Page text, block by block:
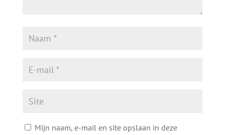
Mijn naam, e-mail en site opslaan in deze